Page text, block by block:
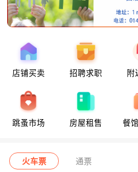
店铺买卖 招聘求职 附
跳蚤市场 房屋租售 餐
火车票 通票